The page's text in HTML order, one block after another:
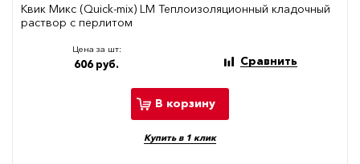
Квик Микс (Quick-mix) LM Теплоизоляционный кладочный
раствор с перлитом
Цена за шт:
606 руб. Сравнить
В корзину
Купить в 1 клик